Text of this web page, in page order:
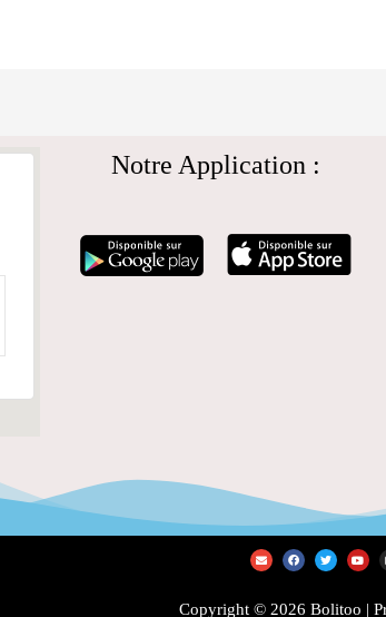
Notre Application :
E
n
v
o
F
a
c
o
T
w
i
e
Y
o
u
b
Copyright © 2026 Bolitoo |